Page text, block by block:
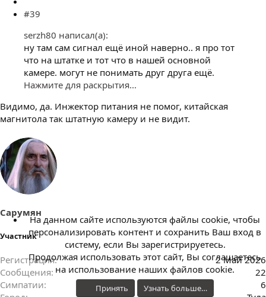
#39
serzh80 написал(а):
ну там сам сигнал ещё иной наверно.. я про тот
что на штатке и тот что в нашей основной
камере. могут не понимать друг друга ещё.
Нажмите для раскрытия...
Видимо, да. Инжектор питания не помог, китайская
магнитола так штатную камеру и не видит.
Сарумян
Участник
Регистрация
2 Май 2026
Сообщения
22
Симпатии
6
На данном сайте используются файлы cookie, чтобы
персонализировать контент и сохранить Ваш вход в
систему, если Вы зарегистрируетесь.
Продолжая использовать этот сайт, Вы соглашаетесь
на использование наших файлов cookie.
Принять Узнать больше…